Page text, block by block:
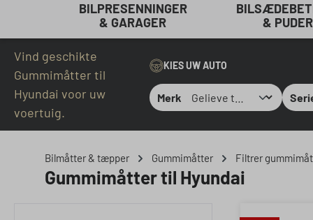
BILPRESENNINGER
& GARAGER
& PUDER
Vind geschikte
Gummimåtter til
Hyundai voor uw
voertuig.
KIES UW AUTO
Merk
Bilmåtter & tæpper Gummimåtter Filtrer
Gummimåtter til Hyundai